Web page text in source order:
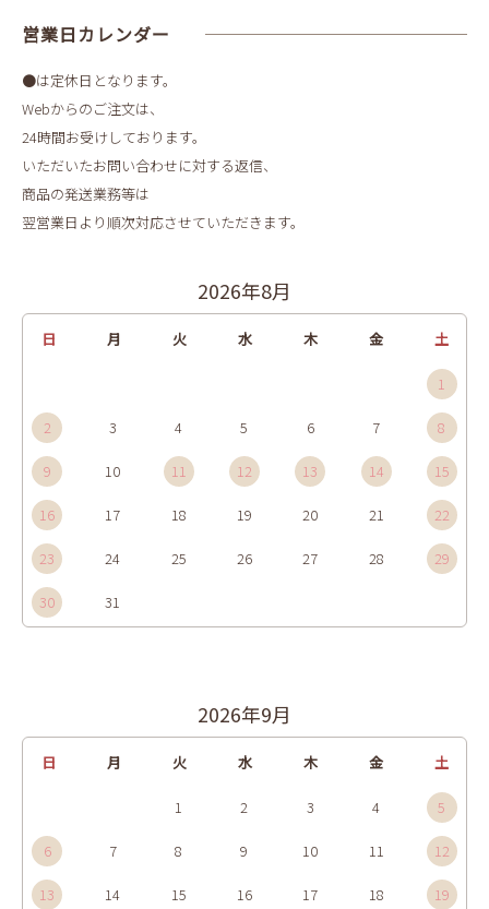
営業日カレンダー
●は定休日となります。
Webからのご注文は、
24時間お受けしております。
いただいたお問い合わせに対する返信、
商品の発送業務等は
翌営業日より順次対応させていただきます。
2026年8月
日 月 火 水 木 金 土
1
2 3 4 5 6 7 8
9 10 11 12 13 14 15
16 17 18 19 20 21 22
23 24 25 26 27 28 29
30 31
2026年9月
日 月 火 水 木 金 土
1 2 3 4 5
6 7 8 9 10 11 12
13 14 15 16 17 18 19